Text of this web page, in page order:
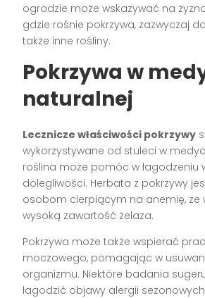
ogrodzie może wskazywać na
gdzie rośnie pokrzywa, zazwyczaj
także inne rośliny.
Pokrzywa w
naturalnej
Lecznicze właściwości pokrzywy
wykorzystywane od stuleci w
roślina może pomóc w łagodzeniu
dolegliwości. Herbata z pokrzywy
osobom cierpiącym na anemię, ze
wysoką zawartość żelaza.
Pokrzywa może także wspierać
moczowego, pomagając w
organizmu. Niektóre badania
łagodzić objawy alergii